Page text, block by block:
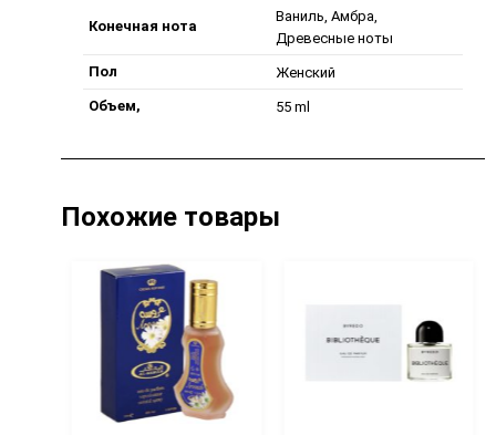
Конечная нота
Ваниль, Амбра,
Древесные ноты
Пол
Женский
Объем,
55 ml
Похожие товары